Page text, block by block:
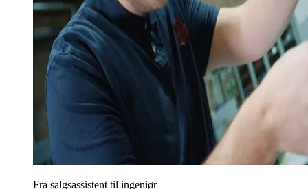
Fra salgsassistent til ingeniør